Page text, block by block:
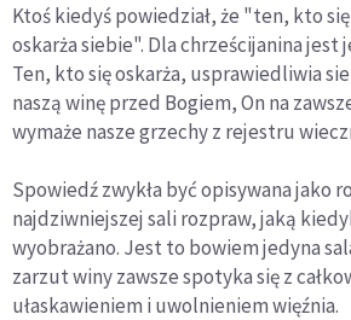
Ktoś kiedyś powiedział, że "ten, kto
oskarża siebie". Dla chrześcijanina jest
Ten, kto się oskarża, usprawiedliwia
naszą winę przed Bogiem, On na
wymaże nasze grzechy z rejestru
Spowiedź zwykła być opisywana jako
najdziwniejszej sali rozpraw, jaką
wyobrażano. Jest to bowiem jedyna
zarzut winy zawsze spotyka się z
ułaskawieniem i uwolnieniem więźnia.